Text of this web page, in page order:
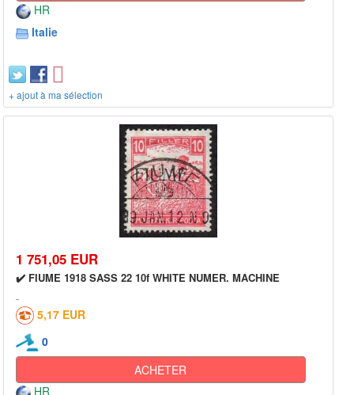
HR
Italie
+ ajout à ma sélection
1 751,05 EUR
✔️ FIUME 1918 SASS 22 10f WHITE NUMER. MACHINE
5,17 EUR
0
ACHETER
HR